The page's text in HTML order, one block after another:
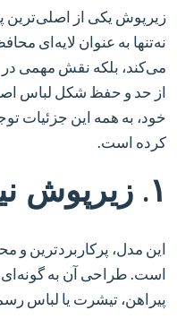
زیرپوش یکی از
نه‌تنها به عنوان لایه‌ای
می‌کند، بلکه نقش مهمی
از حد و حفظ شکل لباس
خود، به همه این جزئیات
کرده است.
۱. زیرپوش نیم‌آستین مردانه
این مدل، پرکاربردترین و
است. طراحی آن به گونه‌ای
پیراهن، تیشرت یا لباس